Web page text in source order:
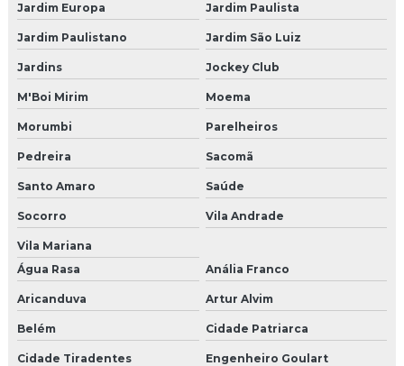
Pet park
Brinquedao para restaurante
Fabricante de brinquedão
Projeto de brinquedão
Brinquedão para buffet
Agencia produtora de eventos sp
Empresa de produção de eventos
Empresas de produção de eventos em sp
Jardim Europa Jardim Paulista
Jardim Paulistano Jardim São Luiz
Jardins Jockey Club
M'Boi Mirim Moema
Morumbi Parelheiros
Pedreira Sacomã
Santo Amaro Saúde
Socorro Vila Andrade
Vila Mariana
Água Rasa
Anália Franco
Aricanduva Artur Alvim
Belém Cidade Patriarca
Cidade Tiradentes Engenheiro Goulart